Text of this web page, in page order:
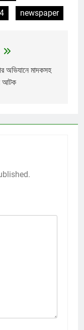
newspaper
অভিযানে মাদকসহ
আটক